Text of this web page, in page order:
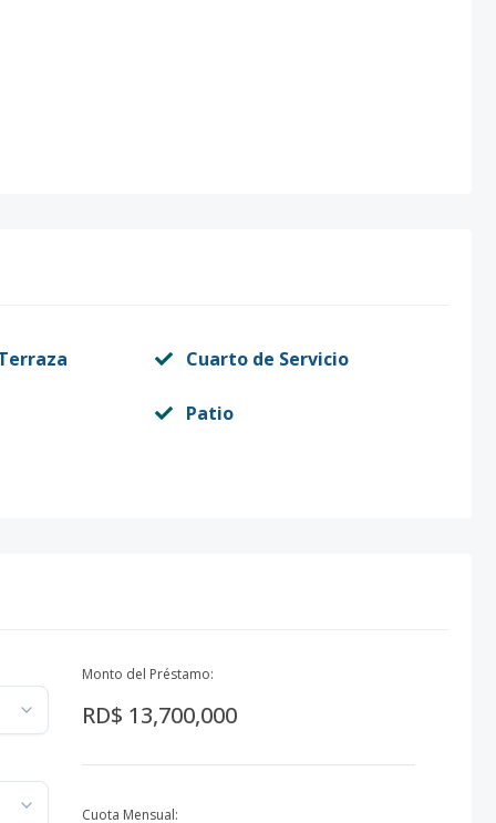
Cuarto de Servicio
Patio
Monto del Préstamo:
RD$ 13,700,000
Cuota Mensual: